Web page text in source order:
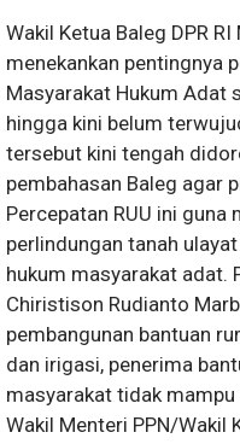
Wakil Ketua Baleg DPR
menekankan pentingnya
Masyarakat Hukum Adat
hingga kini belum
tersebut kini tengah
pembahasan Baleg agar
Percepatan RUU ini guna
perlindungan tanah
hukum masyarakat adat.
Chiristison Rudianto
pembangunan bantuan
dan irigasi, penerima
masyarakat tidak
Wakil Menteri PPN/Wakil